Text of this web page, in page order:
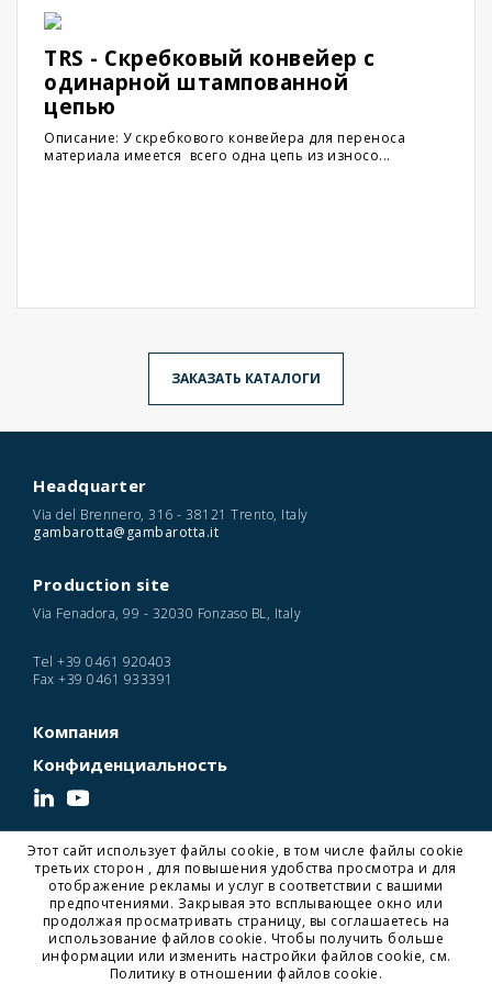
TRS - Скребковый конвейер с
одинарной штампованной
цепью
Описание: У скребкового конвейера для переноса
материала имеется всего одна цепь из износо...
ЗАКАЗАТЬ КАТАЛОГИ
Headquarter
Via del Brennero, 316 - 38121 Trento, Italy
gambarotta@gambarotta.it
Production site
Via Fenadora, 99 - 32030 Fonzaso BL, Italy
Tel +39 0461 920403
Fax +39 0461 933391
Компания
Конфиденциальность
© 2026 Gambarotta Gschwendt | Advanced Conveyor Technology | P. IVA
IT01716450224
Designed and Developed by Noonic
Gambarotta Gschwendt is aGambarotta Group
Этот сайт использует файлы cookie, в том числе файлы cookie
третьих сторон , для повышения удобства просмотра и для
отображение рекламы и услуг в соответствии с вашими
предпочтениями. Закрывая это всплывающее окно или
продолжая просматривать страницу, вы соглашаетесь на
использование файлов cookie. Чтобы получить больше
информации или изменить настройки файлов cookie, см.
Политику в отношении файлов cookie.